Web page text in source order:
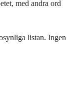
med andra ord
listan. Ingen